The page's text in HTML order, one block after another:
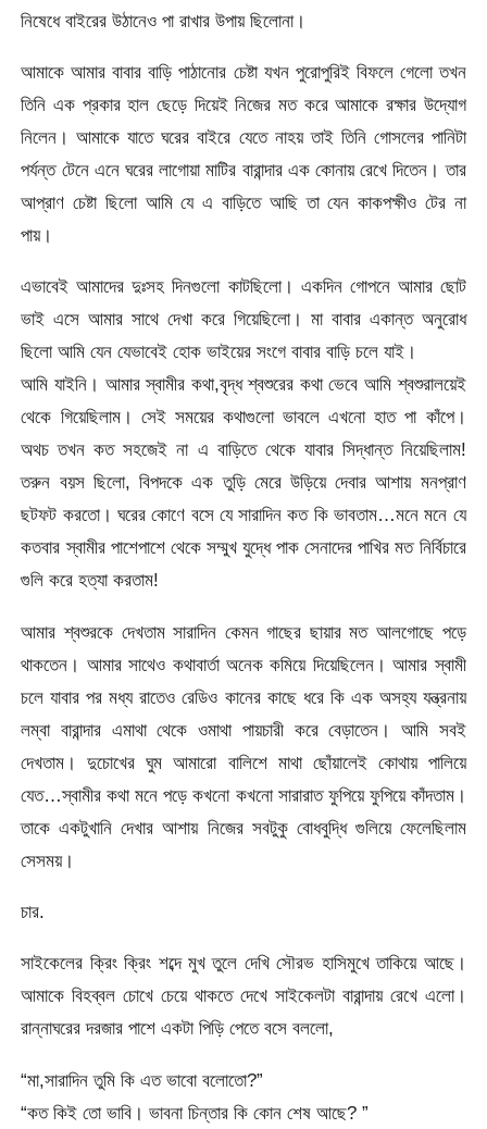
নিষেধে বাইরের উঠানেও পা রাখার উপায় ছিলোনা।
আমাকে আমার বাবার বাড়ি পাঠানোর চেষ্টা যখন পুরোপুরিই বিফলে গেলো তখন
তিনি এক প্রকার হাল ছেড়ে দিয়েই নিজের মত করে আমাকে রক্ষার উদ্যোগ
নিলেন। আমাকে যাতে ঘরের বাইরে যেতে নাহয় তাই তিনি গোসলের পানিটা
পর্যন্ত টেনে এনে ঘরের লাগোয়া মাটির বারান্দার এক কোনায় রেখে দিতেন। তার
আপ্রাণ চেষ্টা ছিলো আমি যে এ বাড়িতে আছি তা যেন কাকপক্ষীও টের না
পায়।
এভাবেই আমাদের দুঃসহ দিনগুলো কাটছিলো। একদিন গোপনে আমার ছোট
ভাই এসে আমার সাথে দেখা করে গিয়েছিলো। মা বাবার একান্ত অনুরোধ
ছিলো আমি যেন যেভাবেই হোক ভাইয়ের সংগে বাবার বাড়ি চলে যাই।
আমি যাইনি। আমার স্বামীর কথা,বৃদ্ধ শ্বশুরের কথা ভেবে আমি শ্বশুরালয়েই
থেকে গিয়েছিলাম। সেই সময়ের কথাগুলো ভাবলে এখনো হাত পা কাঁপে।
অথচ তখন কত সহজেই না এ বাড়িতে থেকে যাবার সিদ্ধান্ত নিয়েছিলাম!
তরুন বয়স ছিলো, বিপদকে এক তুড়ি মেরে উড়িয়ে দেবার আশায় মনপ্রাণ
ছটফট করতো। ঘরের কোণে বসে যে সারাদিন কত কি ভাবতাম…মনে মনে যে
কতবার স্বামীর পাশেপাশে থেকে সম্মুখ যুদ্ধে পাক সেনাদের পাখির মত নির্বিচারে
গুলি করে হত্যা করতাম!
আমার শ্বশুরকে দেখতাম সারাদিন কেমন গাছের ছায়ার মত আলগোছে পড়ে
থাকতেন। আমার সাথেও কথাবার্তা অনেক কমিয়ে দিয়েছিলেন। আমার স্বামী
চলে যাবার পর মধ্য রাতেও রেডিও কানের কাছে ধরে কি এক অসহ্য যন্ত্রনায়
লম্বা বারান্দার এমাথা থেকে ওমাথা পায়চারী করে বেড়াতেন। আমি সবই
দেখতাম। দুচোখের ঘুম আমারো বালিশে মাথা ছোঁয়ালেই কোথায় পালিয়ে
যেত…স্বামীর কথা মনে পড়ে কখনো কখনো সারারাত ফুপিয়ে ফুপিয়ে কাঁদতাম।
তাকে একটুখানি দেখার আশায় নিজের সবটুকু বোধবুদ্ধি গুলিয়ে ফেলেছিলাম
সেসময়।
চার.
সাইকেলের ক্রিং ক্রিং শব্দে মুখ তুলে দেখি সৌরভ হাসিমুখে তাকিয়ে আছে।
আমাকে বিহব্বল চোখে চেয়ে থাকতে দেখে সাইকেলটা বারান্দায় রেখে এলো।
রান্নাঘরের দরজার পাশে একটা পিড়ি পেতে বসে বললো,
“মা,সারাদিন তুমি কি এত ভাবো বলোতো?”
“কত কিই তো ভাবি। ভাবনা চিন্তার কি কোন শেষ আছে? ”